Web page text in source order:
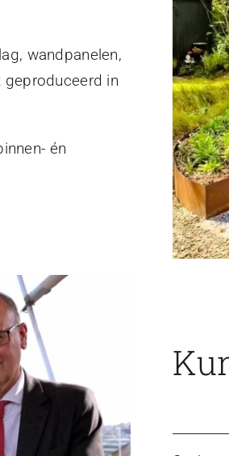
wandpanelen,
in
én